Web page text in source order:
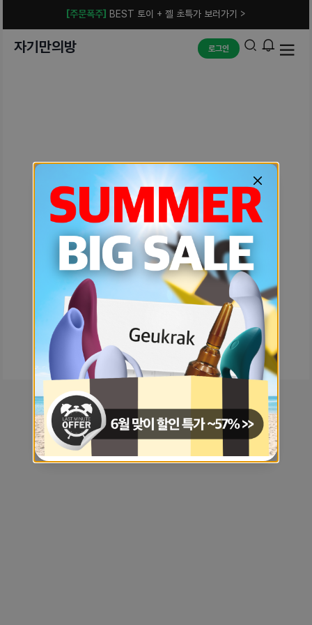
[주문폭주] BEST 토이 + 젤 초특가 보러가기 >
자기만의방 로그인
예상치 못한 에러입니다.